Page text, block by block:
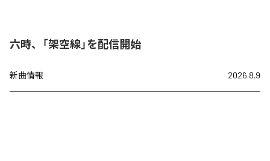
六時、「架空線」を配信開始
新曲情報 2026.8.9